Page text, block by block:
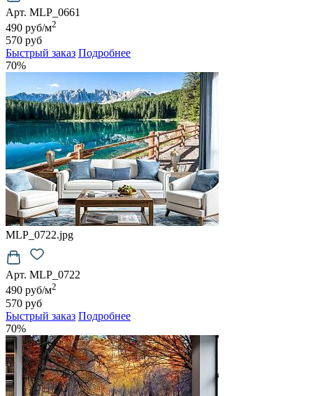
Арт. MLP_0661
490 руб/м2
570 руб
Быстрый заказ Подробнее
70%
MLP_0722.jpg
Арт. MLP_0722
490 руб/м2
570 руб
Быстрый заказ Подробнее
70%